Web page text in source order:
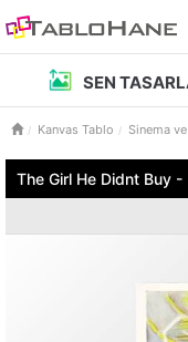
SEN
Kanvas Tablo Sinema
The Girl He Didnt Buy